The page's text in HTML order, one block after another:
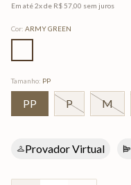
Em até2x de R$ 5700 sem juros
Cor: ARMY GREEN
Tamanho: PP
PP P M
Provador Virtual